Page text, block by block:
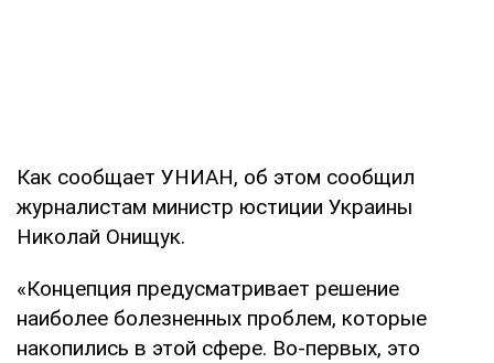
Как сообщает УНИАН, об этом сообщил
журналистам министр юстиции Украины
Николай Онищук.
«Концепция предусматривает решение
наиболее болезненных проблем, которые
накопились в этой сфере. Во-первых, это